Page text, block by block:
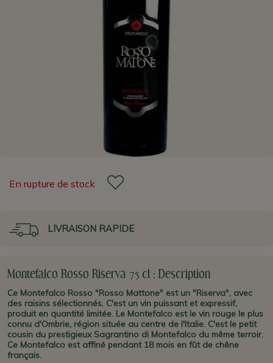
En rupture de stock
LIVRAISON RAPIDE
Montefalco Rosso Riserva 75 cl : Description
Ce Montefalco Rosso "Rosso Mattone" est un "Riserva", avec
des raisins sélectionnés. C'est un vin puissant et expressif,
produit en quantité limitée. Le Montefalco est le vin rouge le plus
connu d'Ombrie, région située au centre de l'Italie. C'est le petit
cousin du prestigieux Sagrantino di Montefalco du même terroir.
Ce Montefalco est affiné pendant 18 mois en fût de chêne
français.